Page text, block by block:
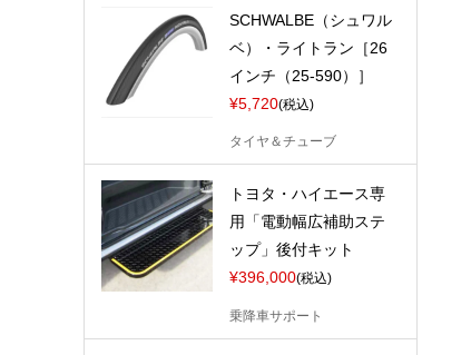
SCHWALBE（シュワル
ベ）・ライトラン［26
インチ（25-590）］
¥5,720(税込)
タイヤ＆チューブ
トヨタ・ハイエース専
用「電動幅広補助ステ
ップ」後付キット
¥396,000(税込)
乗降車サポート